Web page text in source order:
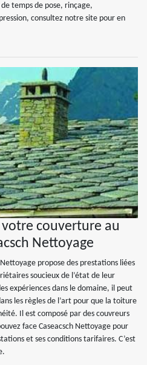
temps de pose, rinçage,
consultez notre site pour en
couverture au
Nettoyage
propose des prestations liées
soucieux de l’état de leur
expériences dans le domaine, il peut
les règles de l’art pour que la toiture
Il est composé par des couvreurs
face Caseacsch Nettoyage pour
et ses conditions tarifaires. C’est